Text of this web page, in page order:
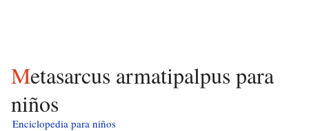
Metasarcus armatipalpus para
niños
Enciclopedia para niños